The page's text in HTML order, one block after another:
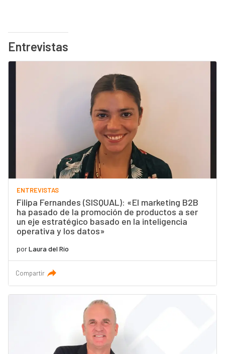
Entrevistas
ENTREVISTAS
Filipa Fernandes (SISQUAL): «El marketing B2B
ha pasado de la promoción de productos a ser
un eje estratégico basado en la inteligencia
operativa y los datos»
porLaura del Río
Compartir